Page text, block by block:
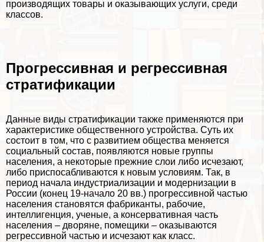
производящих товары и оказывающих услуги, среди
классов.
Прогрессивная и регрессивная
стратификации
Данные виды стратификации также применяются при
хаpaктеристике общественного устройства. Суть их
состоит в том, что с развитием общества меняется
социальный состав, появляются новые группы
населения, а некоторые прежние слои либо исчезают,
либо приспосабливаются к новым условиям. Так, в
период начала индустриализации и модернизации в
России (конец 19-начало 20 вв.) прогрессивной частью
населения становятся фабриканты, рабочие,
интеллигенция, ученые, а консервативная часть
населения – дворяне, помещики – оказываются
регрессивной частью и исчезают как класс.